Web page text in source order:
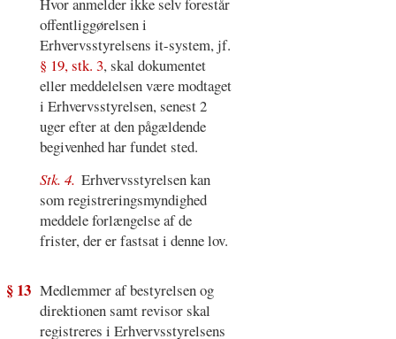
Hvor anmelder ikke selv forestår
offentliggørelsen i
Erhvervsstyrelsens it-system, jf.
§ 19, stk. 3, skal dokumentet
eller meddelelsen være modtaget
i Erhvervsstyrelsen, senest 2
uger efter at den pågældende
begivenhed har fundet sted.
Stk. 4. Erhvervsstyrelsen kan
som registreringsmyndighed
meddele forlængelse af de
frister, der er fastsat i denne lov.
§ 13 Medlemmer af bestyrelsen og
direktionen samt revisor skal
registreres i Erhvervsstyrelsens